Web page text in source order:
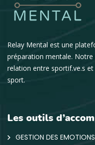
Relay Mental est une
préparation mentale.
relation entre sportif.ve.s
sport.
Les outils
GESTION DES EMOTIONS